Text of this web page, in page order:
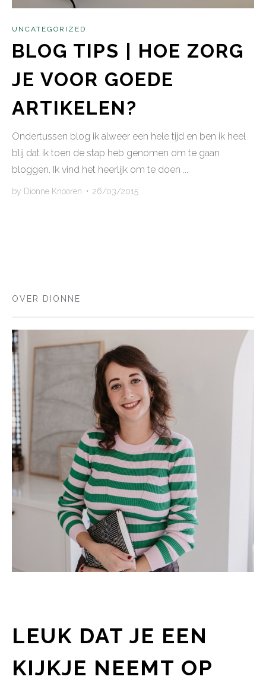
UNCATEGORIZED
BLOG TIPS | HOE ZORG
JE VOOR GOEDE
ARTIKELEN?
Ondertussen blog ik alweer een hele tijd en ben ik heel
blij dat ik toen de stap heb genomen om te gaan
bloggen. Ik vind het heerlijk om te doen ...
by Dionne Knooren • 26/03/2015
OVER DIONNE
LEUK DAT JE EEN
KIJKJE NEEMT OP